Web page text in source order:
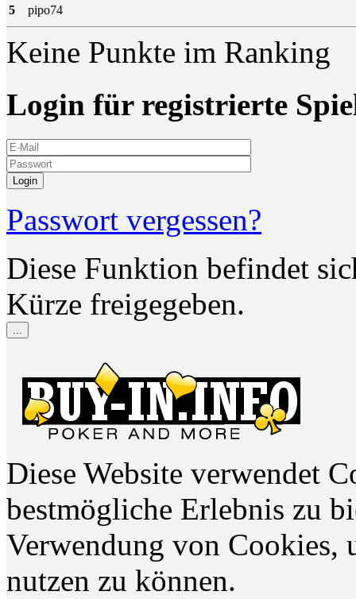
5
pipo74
Keine Punkte im Ranking
Login für registrierte
Login
Passwort vergessen?
Diese Funktion befindet
Kürze freigegeben.
...
Diese Website verwendet
bestmögliche Erlebnis zu
Verwendung von Cookies,
nutzen zu können.